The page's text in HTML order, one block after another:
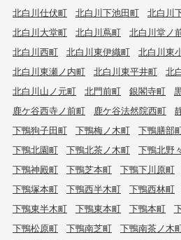
北白川仕伏町
北白川下池田町 北白川
北白川大堂町
北白川蔦町 北白川堂ノ
北白川西町
北白川東伊織町 北白川東
北白川東瀬ノ内町
北白川東平井町 北
北白川山ノ元町
北門前町 銀閣寺町
鹿ケ谷西寺ノ前町
鹿ケ谷法然院西町
下鴨狗子田町
下鴨梅ノ木町 下鴨膳部
下鴨北園町
下鴨北茶ノ木町 下鴨北野
下鴨神殿町
下鴨芝本町 下鴨下川原町
下鴨塚本町
下鴨西半木町 下鴨西林町
下鴨東半木町
下鴨東本町 下鴨本町
下鴨松原町
下鴨南芝町 下鴨南茶ノ木